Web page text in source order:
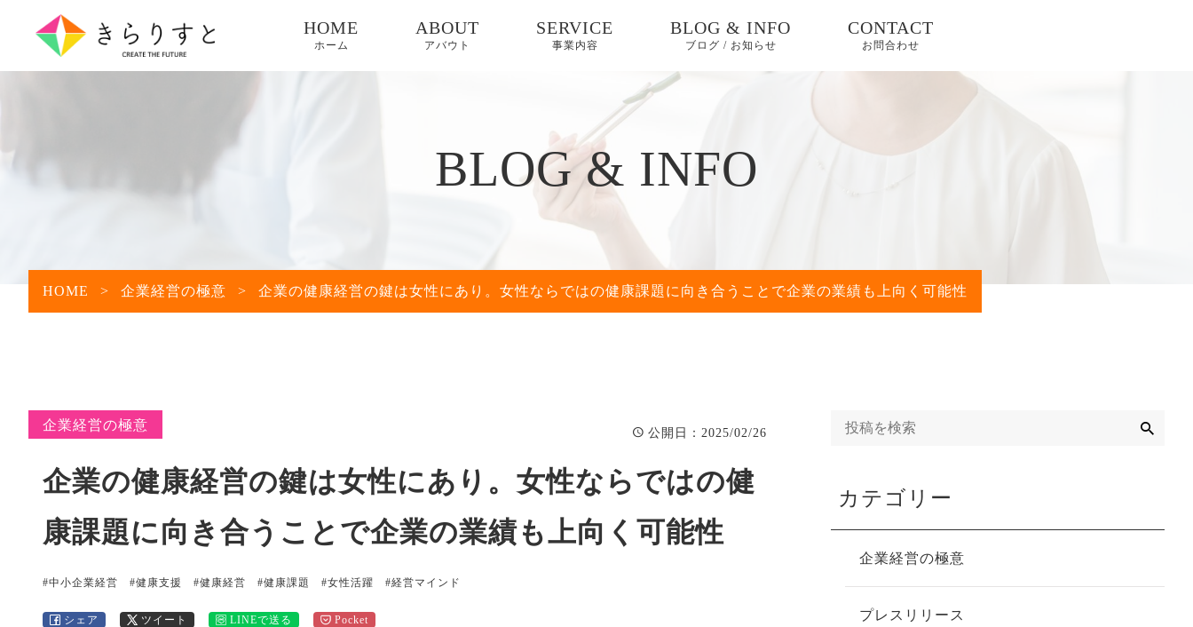
HOME
ホーム
ABOUT
アバウト
SERVICE
事業内容
起業コーチング/コン
サルティング
商品開発支援/地域資
源活用
ファッションブラン
官民連携
行政、地方自治体、商
変革する時代に寄り添
BLOG & INFO
ブログ / お知らせ
地域資源活用
まちづくり
官民連携PJ
CONTACT
お問合わせ
BLOG & INFO
HOME > 企業経営の極意 > 企業の健康経営の鍵は女性にあり。女性ならではの健康課題に向き合うことで企業の業績も上向く可能性
企業経営の極意
公開日 ：2025/02/26
企業の健康経営の鍵は女性にあり。女性ならではの健
康課題に向き合うことで企業の業績も上向く可能性
#中小企業経営 #健康支援 #健康経営 #健康課題 #女性活躍 #経営マインド
シェア ツイート LINEで送る Pocket
カテゴリー
企業経営の極意
プレスリリース